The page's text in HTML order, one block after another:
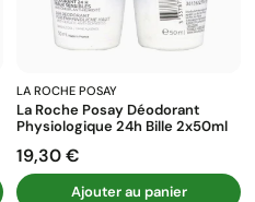
LA ROCHE POSAY
La Roche Posay Déodorant
Physiologique 24h Bille 2x50ml
Prix
19,30 €
Ajouter au panier